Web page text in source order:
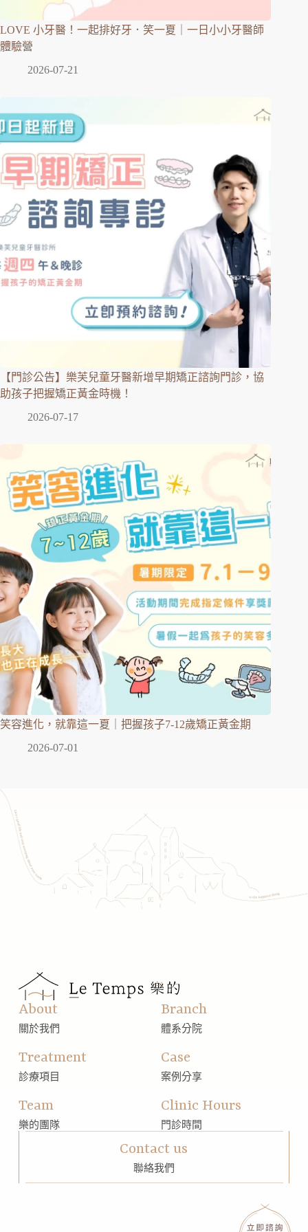
LOVE 小牙醫！一起排好牙．笑一夏｜一日小小牙醫師
體驗營
2026-07-21
【門診公告】樂芙兒童牙醫新增早期矯正諮詢門診，協
助孩子把握矯正黃金時機！
2026-07-17
笑容進化，就靠這一夏｜把握孩子7-12歲矯正黃金期
2026-07-01
About
關於我們
Branch
體系分院
Treatment
診療項目
Case
案例分享
Team
樂的團隊
Clinic Hours
門診時間
Contact us
聯絡我們